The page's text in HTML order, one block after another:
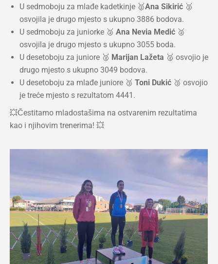
U sedmoboju za mlađe kadetkinje 🥈Ana Sikirić 🥈
osvojila je drugo mjesto s ukupno 3886 bodova.
U sedmoboju za juniorke 🥈 Ana Nevia Medić 🥈
osvojila je drugo mjesto s ukupno 3055 boda.
U desetoboju za juniore 🥈 Marijan Lažeta 🥈 osvojio je
drugo mjesto s ukupno 3049 bodova.
U desetoboju za mlađe juniore 🥉 Toni Dukić 🥉 osvojio
je treće mjesto s rezultatom 4441.
💥Čestitamo mladostašima na ostvarenim rezultatima
kao i njihovim trenerima! 💥